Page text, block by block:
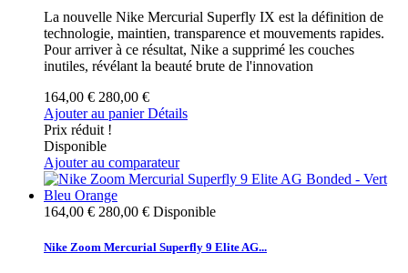
La nouvelle Nike Mercurial Superfly IX est la définition de
technologie, maintien, transparence et mouvements rapides.
Pour arriver à ce résultat, Nike a supprimé les couches
inutiles, révélant la beauté brute de l'innovation
164,00 € 280,00 €
Ajouter au panier Détails
Prix réduit !
Disponible
Ajouter au comparateur
164,00 € 280,00 € Disponible
Nike Zoom Mercurial Superfly 9 Elite AG...